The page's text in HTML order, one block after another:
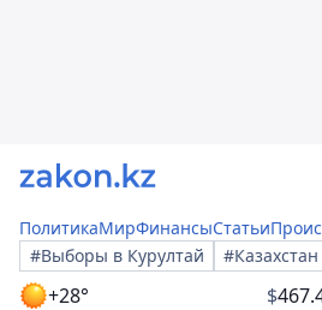
ПолитикаМирФинансыСтатьи
#Выборы в Курултай
+28° $